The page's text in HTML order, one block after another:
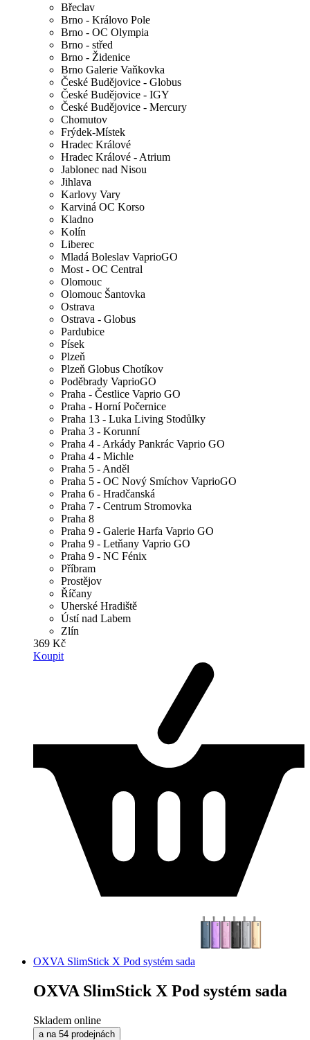
Břeclav
Brno - Královo Pole
Brno - OC Olympia
Brno - střed
Brno - Židenice
Brno Galerie Vaňkovka
České Budějovice - Globus
České Budějovice - IGY
České Budějovice - Mercury
Chomutov
Frýdek-Místek
Hradec Králové
Hradec Králové - Atrium
Jablonec nad Nisou
Jihlava
Karlovy Vary
Karviná OC Korso
Kladno
Kolín
Liberec
Mladá Boleslav VaprioGO
Most - OC Central
Olomouc
Olomouc Šantovka
Ostrava
Ostrava - Globus
Pardubice
Písek
Plzeň
Plzeň Globus Chotíkov
Poděbrady VaprioGO
Praha - Čestlice Vaprio GO
Praha - Horní Počernice
Praha 13 - Luka Living Stodůlky
Praha 3 - Korunní
Praha 4 - Arkády Pankrác Vaprio GO
Praha 4 - Michle
Praha 5 - Anděl
Praha 5 - OC Nový Smíchov VaprioGO
Praha 6 - Hradčanská
Praha 7 - Centrum Stromovka
Praha 8
Praha 9 - Galerie Harfa Vaprio GO
Praha 9 - Letňany Vaprio GO
Praha 9 - NC Fénix
Příbram
Prostějov
Říčany
Uherské Hradiště
Ústí nad Labem
Zlín
369 Kč
Koupit
OXVA SlimStick X Pod systém sada
OXVA SlimStick X Pod systém sada
Skladem online
a na 54 prodejnách